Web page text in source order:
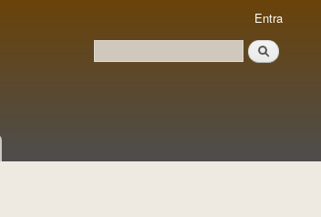
Formulari de cerca
Cerca
Entra